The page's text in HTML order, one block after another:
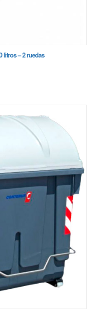
litros – 2 ruedas